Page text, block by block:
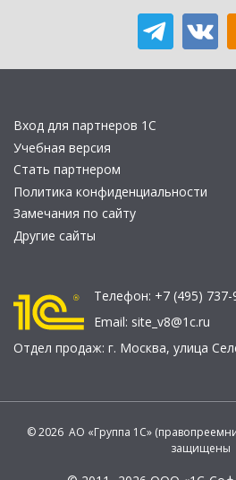
Вход для партнеров 1С
Учебная версия
Стать партнером
Политика конфиденциальности
Замечания по сайту
Другие сайты
Телефон: +7 (495)
Email: site_v8@1c.ru
Отдел продаж: г. Москва, улица
© 2026 АО «Группа 1С»
защищены